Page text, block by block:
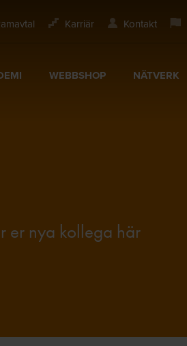
Karriär Kontakt
WEBBSHOP NÄTVERK
er nya kollega här